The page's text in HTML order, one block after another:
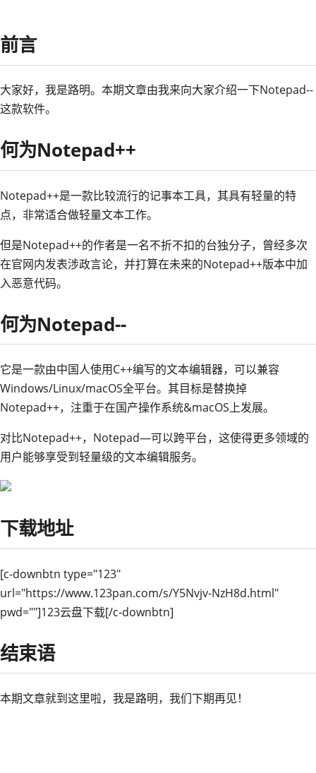
前言
大家好，我是路明。本期文章由我来向大家介绍一下Notepad--
这款软件。
何为Notepad++
Notepad++是一款比较流行的记事本工具，其具有轻量的特
点，非常适合做轻量文本工作。
但是Notepad++的作者是一名不折不扣的台独分子，曾经多次
在官网内发表涉政言论，并打算在未来的Notepad++版本中加
入恶意代码。
何为Notepad--
它是一款由中国人使用C++编写的文本编辑器，可以兼容
Windows/Linux/macOS全平台。其目标是替换掉
Notepad++，注重于在国产操作系统&macOS上发展。
对比Notepad++，Notepad—可以跨平台，这使得更多领域的
用户能够享受到轻量级的文本编辑服务。
下载地址
[c-downbtn type="123"
url="https://www.123pan.com/s/Y5Nvjv-NzH8d.html"
pwd=""]123云盘下载[/c-downbtn]
结束语
本期文章就到这里啦，我是路明，我们下期再见！